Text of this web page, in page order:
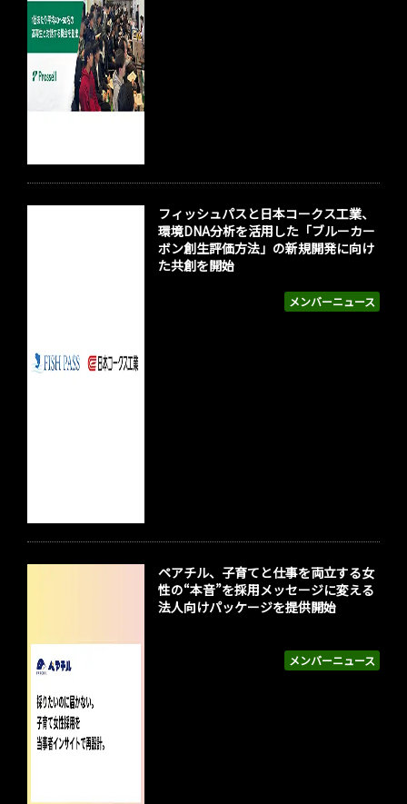
メンバーニュース
フィッシュパスと日本コークス工業、
環境DNA分析を活用した「ブルーカー
ボン創生評価方法」の新規開発に向け
た共創を開始
メンバーニュース
ペアチル、子育てと仕事を両立する女
性の“本音”を採用メッセージに変える
法人向けパッケージを提供開始